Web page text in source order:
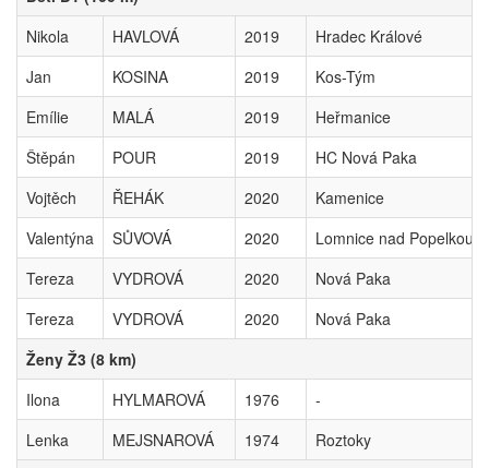
Nikola
HAVLOVÁ 2019
Hradec Králové
Jan
KOSINA 2019
Kos-Tým
Emílie
MALÁ 2019
Heřmanice
Štěpán
POUR 2019
HC Nová Paka
Vojtěch
ŘEHÁK 2020
Kamenice
Valentýna
SŮVOVÁ 2020
Lomnice nad Popelkou
Tereza
VYDROVÁ 2020
Nová Paka
Tereza
VYDROVÁ 2020
Nová Paka
Ženy Ž3 (8 km)
Ilona
HYLMAROVÁ 1976
-
Lenka
MEJSNAROVÁ 1974
Roztoky